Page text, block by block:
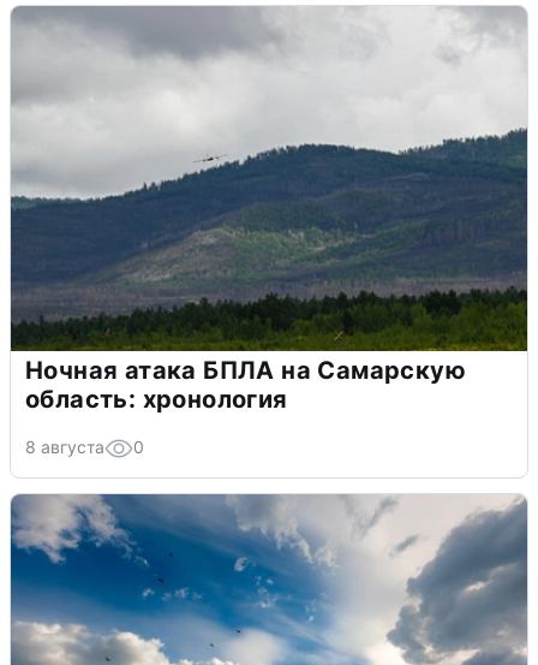
Ночная атака БПЛА на Самарскую
область: хронология
8 августа 0